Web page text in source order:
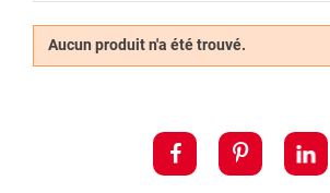
Aucun produit n'a été trouvé.